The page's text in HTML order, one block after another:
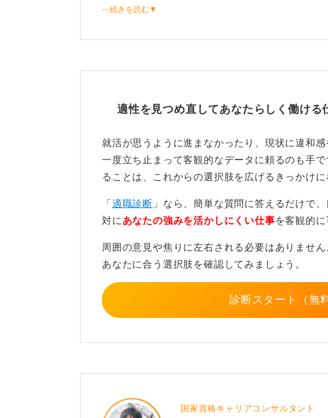
か相談してみるのも手です。
ただ、面接で退職理由をたずねられた際に、人
ると、採用担当者に「うちの会社でも同じこと
「新しい環境で〇〇に挑戦したい」など、ポジテ
ただし、それは嘘ではなく、自身のなかから見
0
⋯続きを読む▼
適性を見つめ直してあなたらしく働ける
就活が思うように進まなかったり、現状に違和感
一度立ち止まって客観的なデータに頼るのも手
ることは、これからの選択肢を広げるきっかけに
「 適職診断 」なら、簡単な質問に答えるだけで、
対に あなたの強みを活かしにくい仕事を客観的に
周囲の意見や焦りに左右される必要はありませ
あなたに合う選択肢を確認してみましょう。
診断スタート（無
国家資格キャリアコンサルタント